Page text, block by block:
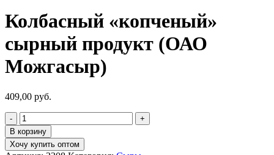
Колбасный «копченый»
сырный продукт (ОАО
Можгасыр)
409,00 руб.
Количество
товара
Колбасный
"копченый"
В корзину
Хочу купить оптом